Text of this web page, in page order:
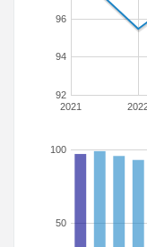
2021
92
94
96
50
100